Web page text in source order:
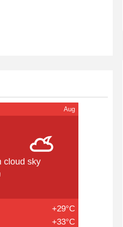
Aug
cloud sky
+29°C
+33°C